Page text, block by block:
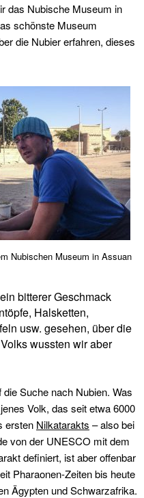
das Nubische Museum in
schönste Museum
die Nubier erfahren, dieses
Nubischen Museum in Assuan
bitterer Geschmack
Halsketten,
usw. gesehen, über die
wussten wir aber
Suche nach Nubien. Was
Volk, das seit etwa 6000
ersten Nilkatarakts – also bei
von der UNESCO mit dem
definiert, ist aber offenbar
Pharaonen-Zeiten bis heute
Ägypten und Schwarzafrika.